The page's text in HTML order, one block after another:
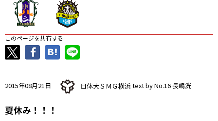
このページを共有する
2015年08月21日 日体大ＳＭＧ横浜 text by No.16 長嶋洸
夏休み！！！